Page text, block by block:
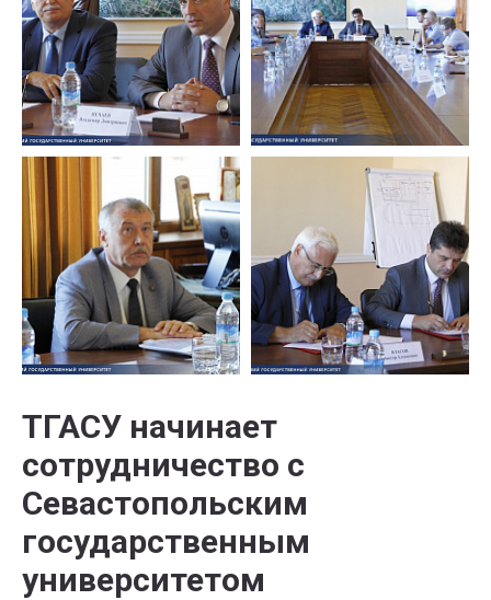
ТГАСУ начинает
сотрудничество с
Севастопольским
государственным
университетом